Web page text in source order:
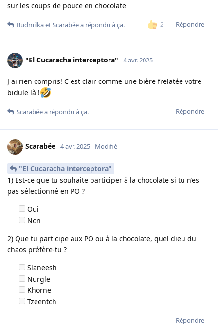
sur les coups de pouce en chocolate.
2 Répondre
BudmilkaetScarabéea répondu à ça.
"El Cucaracha interceptora" 4 avr. 2025
J ai rien compris! C est clair comme une bière frelatée votre
bidule là !
Répondre
Scarabéea répondu à ça.
Scarabée 4 avr. 2025 Modifié
"El Cucaracha interceptora"
1) Est-ce que tu souhaite participer à la chocolate si tu n’es
pas sélectionné en PO ?
Oui
Non
2) Que tu participe aux PO ou à la chocolate, quel dieu du
chaos préfère-tu ?
Slaneesh
Nurgle
Khorne
Tzeentch
Répondre